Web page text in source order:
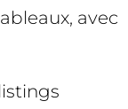
avec